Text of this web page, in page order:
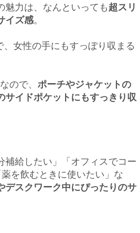
魅力は、なんといっても超スリ
イズ感。
女性の手にもすっぽり収まる
ので、ポーチやジャケットの
サイドポケットにもすっきり収
補給したい」「オフィスでコー
を飲むときに使いたい」な
デスクワーク中にぴったりのサ